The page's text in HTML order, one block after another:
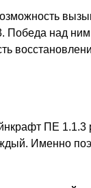
Победа над
ПЕ
Именно